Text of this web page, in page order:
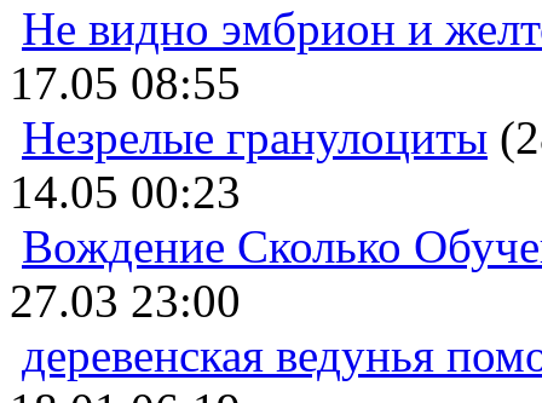
Не видно эмбрион и
17.05 08:55
Незрелые гранулоциты
14.05 00:23
Вождение Сколько
27.03 23:00
деревенская ведунья